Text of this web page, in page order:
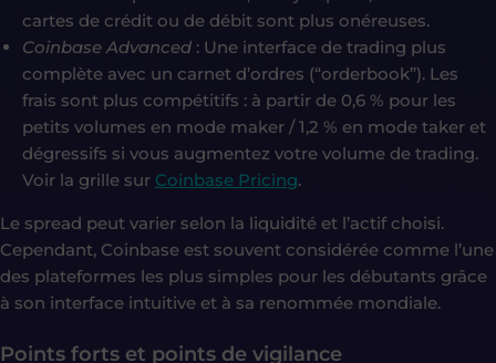
cartes de crédit ou de débit sont plus onéreuses.
Coinbase Advanced : Une interface de trading plus
complète avec un carnet d’ordres (“orderbook”). Les
frais sont plus compétitifs : à partir de 0,6 % pour les
petits volumes en mode maker / 1,2 % en mode taker et
dégressifs si vous augmentez votre volume de trading.
Voir la grille sur Coinbase Pricing.
Le spread peut varier selon la liquidité et l’actif choisi.
Cependant, Coinbase est souvent considérée comme l’une
des plateformes les plus simples pour les débutants grâce
à son interface intuitive et à sa renommée mondiale.
Points forts et points de vigilance